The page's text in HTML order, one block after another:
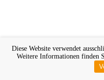
Diese Website verwendet
Weitere Informationen finden